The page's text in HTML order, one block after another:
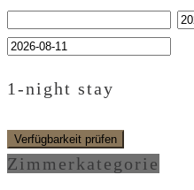
1-night stay
Verfügbarkeit prüfen
Zimmerkategorie